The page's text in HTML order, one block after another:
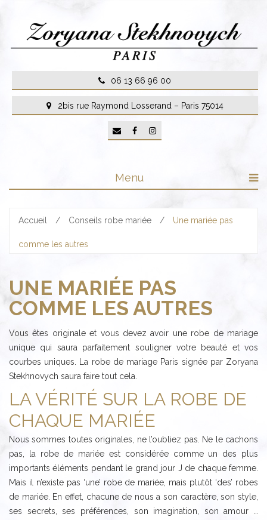
content
06 13 66 96 00
2bis rue Raymond Losserand – Paris 75014
Menu
Accueil / Conseils robe mariée / Une mariée pas
comme les autres
UNE MARIÉE PAS
COMME LES AUTRES
Vous êtes originale et vous devez avoir une robe de mariage
unique qui saura parfaitement souligner votre beauté et vos
courbes uniques. La robe de mariage Paris signée par Zoryana
Stekhnovych saura faire tout cela.
LA VÉRITÉ SUR LA ROBE DE
CHAQUE MARIÉE
Nous sommes toutes originales, ne l’oubliez pas. Ne le cachons
pas, la robe de mariée est considérée comme un des plus
importants éléments pendant le grand jour J de chaque femme.
Mais il n’existe pas ‘une’ robe de mariée, mais plutôt ‘des’ robes
de mariée. En effet, chacune de nous a son caractère, son style,
ses secrets, ses préférences, son imagination, son amour …